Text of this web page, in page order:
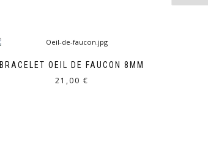
BRACELET OEIL DE FAUCON 8MM
21,00 €